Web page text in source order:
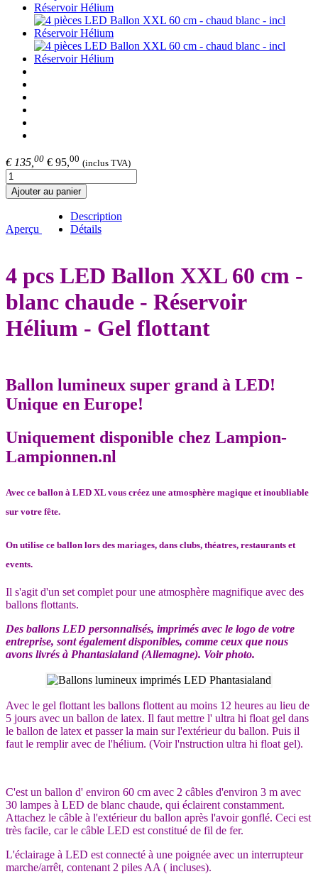
€ 135, 00 € 95,00 (inclus TVA)
Ajouter au panier
Aperçu
Description
Détails
4 pcs LED Ballon XXL 60 cm -
blanc chaude - Réservoir
Hélium - Gel flottant
Ballon lumineux super grand à LED!
Unique en Europe!
Uniquement disponible chez Lampion-
Lampionnen.nl
Avec ce ballon à LED XL vous créez une atmosphère magique et inoubliable
sur votre fête.
On utilise ce ballon lors des mariages, dans clubs, théatres, restaurants et
events.
Il s'agit d'un set complet pour une atmosphère magnifique avec des
ballons flottants.
Des ballons LED personnalisés, imprimés avec le logo de votre
entreprise, sont également disponibles, comme ceux que nous
avons livrés à Phantasialand (Allemagne). Voir photo.
Avec le gel flottant les ballons flottent au moins 12 heures au lieu de
5 jours avec un ballon de latex. Il faut mettre l' ultra hi float gel dans
le ballon de latex et passer la main sur l'extérieur du ballon. Puis il
faut le remplir avec de l'hélium. (Voir l'nstruction ultra hi float gel).
C'est un ballon d' environ 60 cm avec 2 câbles d'environ 3 m avec
30 lampes à LED de blanc chaude, qui éclairent constamment.
Attachez le câble à l'extérieur du ballon après l'avoir gonflé. Ceci est
très facile, car le câble LED est constitué de fil de fer.
L'éclairage à LED est connecté à une poignée avec un interrupteur
marche/arrêt, contenant 2 piles AA ( incluses).